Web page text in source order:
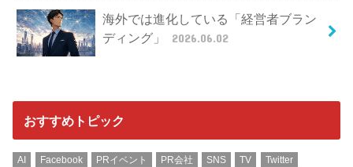
海外では進化している「経営者ブラン
ディング」
2026.06.02
おすすめトピック
AI Facebook PRイベント PR会社 SNS TV
Twitter